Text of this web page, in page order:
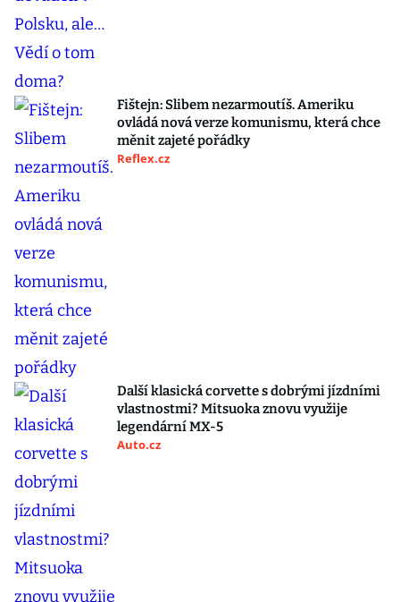
Fištejn: Slibem nezarmoutíš. Ameriku
ovládá nová verze komunismu, která chce
měnit zajeté pořádky
Reflex.cz
Další klasická corvette s dobrými jízdními
vlastnostmi? Mitsuoka znovu využije
legendární MX-5
Auto.cz